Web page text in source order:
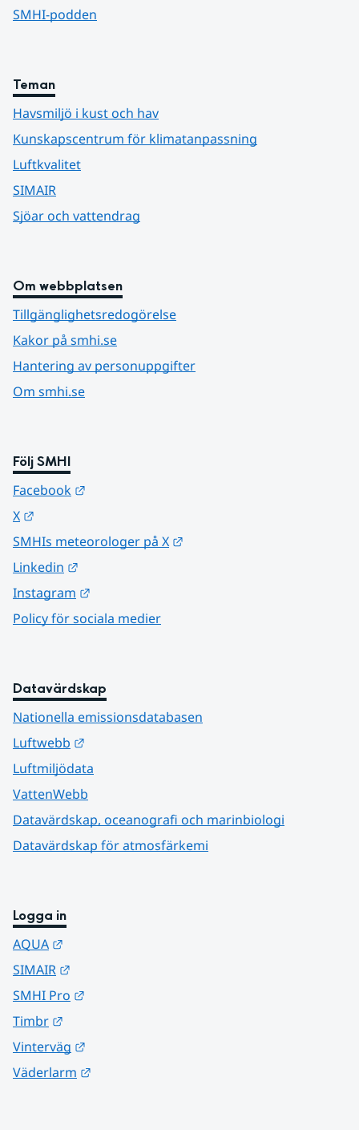
SMHI-podden
Teman
Havsmiljö i kust och hav
Kunskapscentrum för klimatanpassning
Luftkvalitet
SIMAIR
Sjöar och vattendrag
Om webbplatsen
Tillgänglighetsredogörelse
Kakor på smhi.se
Hantering av personuppgifter
Om smhi.se
Följ SMHI
Facebook
X
SMHIs meteorologer på X
Linkedin
Instagram
Policy för sociala medier
Datavärdskap
Nationella emissionsdatabasen
Luftwebb
Luftmiljödata
VattenWebb
Datavärdskap, oceanografi och marinbiologi
Datavärdskap för atmosfärkemi
Logga in
AQUA
SIMAIR
SMHI Pro
Timbr
Vinterväg
Väderlarm